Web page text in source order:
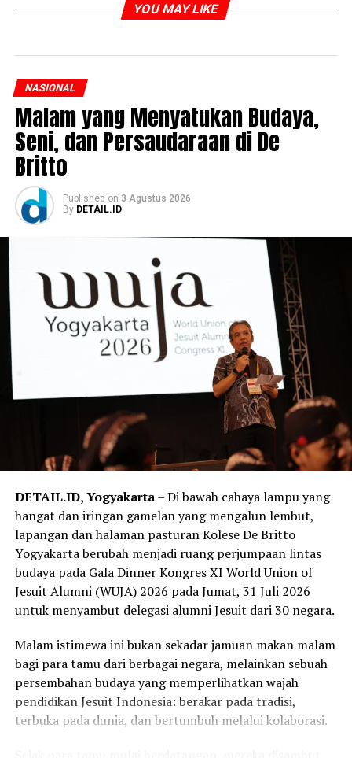
YOU MAY LIKE
NASIONAL
Malam yang Menyatukan Budaya,
Seni, dan Persaudaraan di De
Britto
Published on 3 Agustus 2026
By DETAIL.ID
DETAIL.ID, Yogyakarta– Di bawah cahaya lampu yang
hangat dan iringan gamelan yang mengalun lembut,
lapangan dan halaman pasturan Kolese De Britto
Yogyakarta berubah menjadi ruang perjumpaan lintas
budaya pada Gala Dinner Kongres XI World Union of
Jesuit Alumni (WUJA) 2026 pada Jumat, 31 Juli 2026
untuk menyambut delegasi alumni Jesuit dari 30 negara.
Malam istimewa ini bukan sekadar jamuan makan malam
bagi para tamu dari berbagai negara, melainkan sebuah
persembahan budaya yang memperlihatkan wajah
pendidikan Jesuit Indonesia: berakar pada tradisi,
terbuka pada dunia, dan bertumbuh melalui kolaborasi.